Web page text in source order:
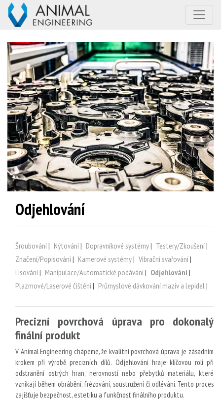
Odjehlování
Šroubování| Nýtování| Dopravníkové systémy| Testery/Zkoušení|
Značení/Popisování| Kamerové systémy| Vibrační svařování|
Lisování| Manipulace/Automatické podávání| Odjehlování|
Plazmové/Laserové čištění| Průmyslové dávkování maziv a lepidel |
Precizní povrchová úprava pro dokonalý
finální produkt
V Animal Engineering chápeme, že kvalitní povrchová úprava je zásadním
krokem při výrobě precizních dílů. Odjehlování hraje klíčovou roli při
odstranění ostrých hran, nerovností nebo přebytků materiálu, které
vznikají během obrábění, frézování, soustružení či odlévání. Tento proces
zajišťuje bezpečnost, estetiku a funkčnost finálního produktu.